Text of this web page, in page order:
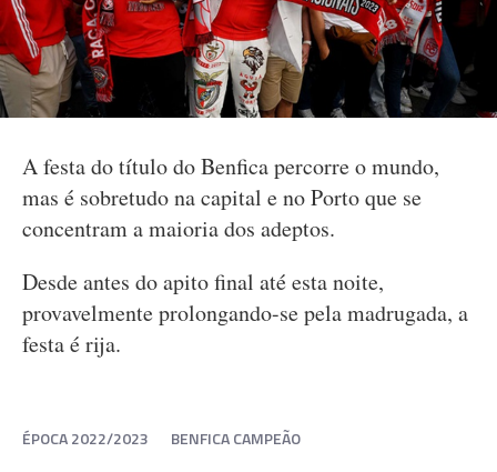
A festa do título do Benfica percorre o mundo,
mas é sobretudo na capital e no Porto que se
concentram a maioria dos adeptos.
Desde antes do apito final até esta noite,
provavelmente prolongando-se pela madrugada, a
festa é rija.
ÉPOCA 2022/2023 BENFICA CAMPEÃO